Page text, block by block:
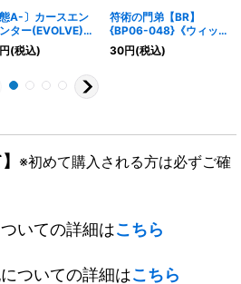
態A-〕カースエン
ター(EVOLVE)
】{BP06-040}
ッチ》
円(税込)
符術の門弟【BR】
{BP06-048}《ウィッ
チ》
30円(税込)
※初めて購入される方は必ずご確
いての詳細はこちら
ついての詳細はこちら